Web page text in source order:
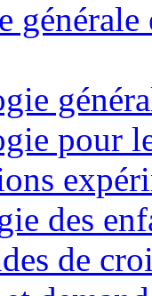
pour
des
de